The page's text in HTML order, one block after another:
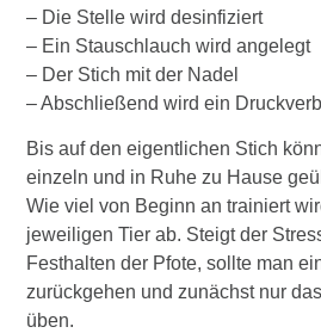
– Die Stelle wird desinfiziert
– Ein Stauschlauch wird angelegt
– Der Stich mit der Nadel
– Abschließend wird ein
Bis auf den eigentlichen Stich
einzeln und in Ruhe zu Hause
Wie viel von Beginn an trainiert
jeweiligen Tier ab. Steigt der
Festhalten der Pfote, sollte man
zurückgehen und zunächst nur
üben.